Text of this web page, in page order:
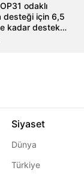
odaklı
desteği için 6,5
kadar destek
Siyaset
Dünya
Türkiye